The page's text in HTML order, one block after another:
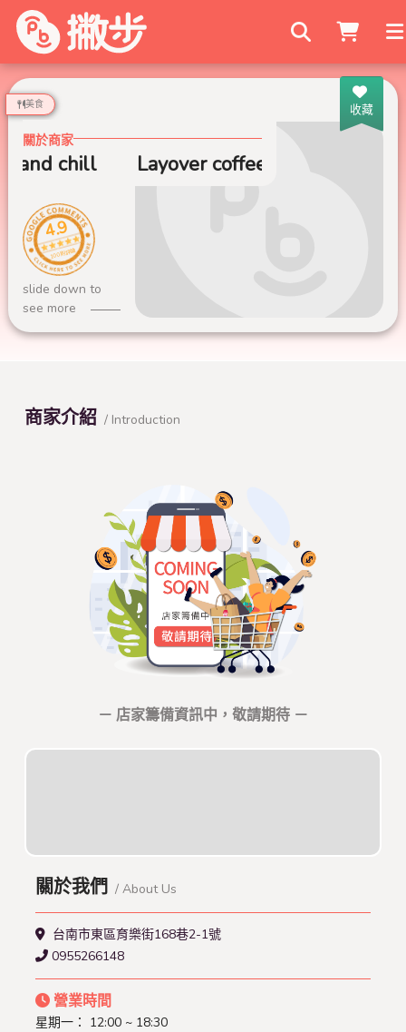
搜尋商家
收藏
美食
關於商家
and chill Layover coffee and chill
4.9
100 則評論
slide down to
see more
商家介紹 / Introduction
－ 店家籌備資訊中，敬請期待 －
關於我們 / About Us
台南市東區育樂街168巷2-1號
0955266148
營業時間
星期一： 12:00 ~ 18:30